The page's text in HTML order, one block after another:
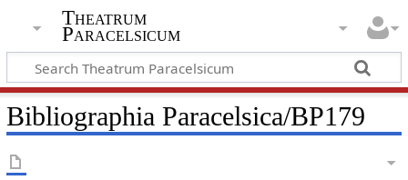
Theatrum
Paracelsicum
Bibliographia Paracelsica/BP179